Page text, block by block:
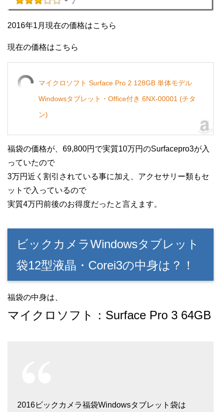
2016年1月現在の価格はこちら
現在の価格はこちら
マイクロソフト Surface Pro 2 128GB 単体モデル
Windowsタブレット・Office付き 6NX-00001 (チタ
ン)
福袋の価格が、69,800円で実質10万円のSurfacepro3が入
っていたので
3万円近く割引されている事に加え、アクセサリー類もセ
ットで入っているので
実質4万円前後のお得度だったと言えます。
ビックカメラWindowsタブレット
袋12型液晶・Corei3の中身は？！
福袋の中身は、
マイクロソフト：Surface Pro 3 64GB
2016ビックカメラ福袋Windowsタブレット袋は